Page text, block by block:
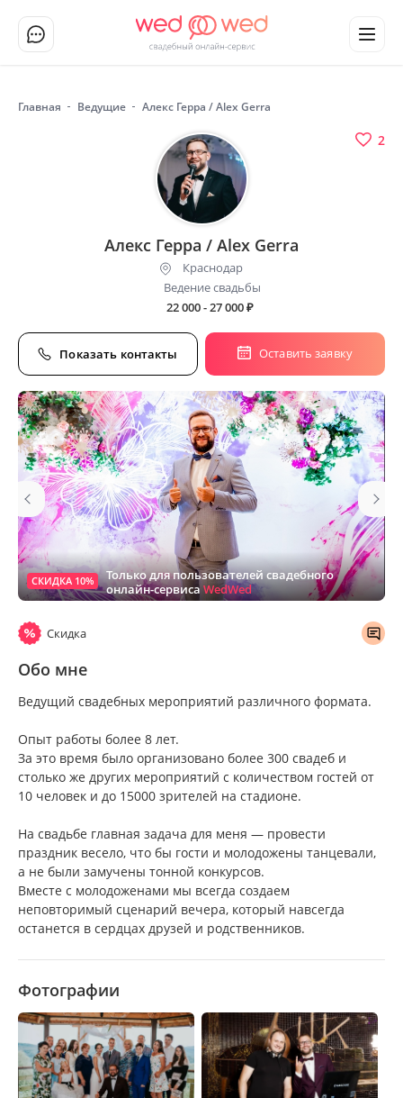
Главная Ведущие Алекс Герра / Alex Gerra
СКИДКА 10%
Только для пользователей свадебного
онлайн-сервисаWedWed
2
Алекс Герра / Alex Gerra
Краснодар
Ведение свадьбы
22 000 - 27 000₽
Оставить заявку
Показать контакты
Скидка
Обо мне
Ведущий свадебных мероприятий различного формата.
Опыт работы более 8 лет.
За это время было организовано более 300 свадеб и
столько же других мероприятий с количеством гостей от
10 человек и до 15000 зрителей на стадионе.
На свадьбе главная задача для меня — провести
праздник весело, что бы гости и молодожены танцевали,
а не были замучены тонной конкурсов.
Вместе с молодоженами мы всегда создаем
неповторимый сценарий вечера, который навсегда
останется в сердцах друзей и родственников.
Фотографии